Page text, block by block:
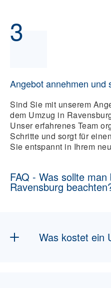
3
Angebot annehmen und
Sind Sie mit unserem
dem Umzug in
Unser erfahrenes Team
Schritte und sorgt für
Sie entspannt in Ihrem
FAQ - Was sollte
Ravensburg
Was kostet ein